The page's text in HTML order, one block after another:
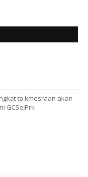
tp kmesraan akan
GCSejPrk